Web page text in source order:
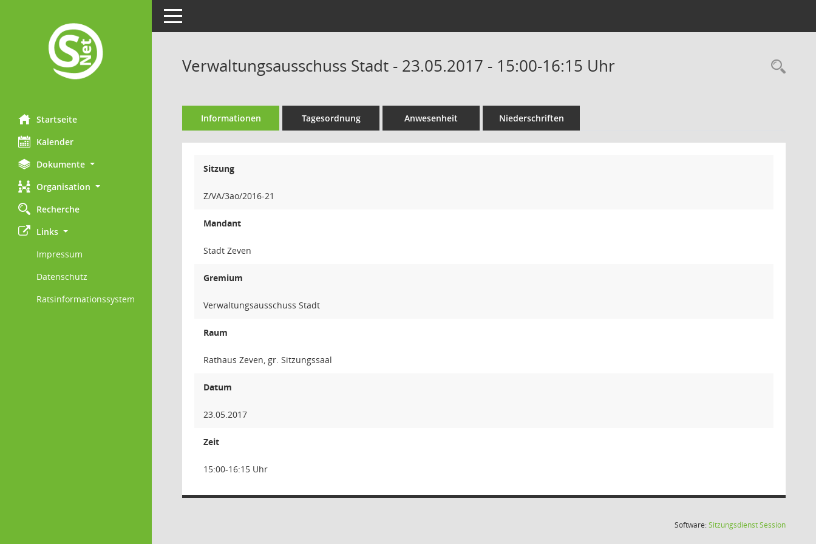
Startseite
Kalender
Dokumente
Organisation
Recherche
Links
Impressum
Datenschutz
Ratsinformationssystem
Toggle navigation
Verwaltungsausschuss Stadt - 23.05.2017 - 15:00-16:15 Uhr
Informationen Tagesordnung Anwesenheit Niederschriften
Sitzung
Z/VA/3ao/2016-21
Mandant
Stadt Zeven
Gremium
Verwaltungsausschuss Stadt
Raum
Rathaus Zeven, gr. Sitzungssaal
Datum
23.05.2017
Zeit
15:00-16:15 Uhr
Software:SitzungsdienstSession(Wird in